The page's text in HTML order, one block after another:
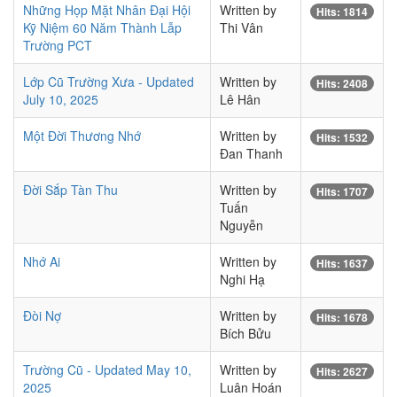
Những Họp Mặt Nhân Đại Hội
Kỹ Niệm 60 Năm Thành Lẫp
Trường PCT
Written by
Thi Vân
Hits: 1814
Lớp Cũ Trường Xưa - Updated
July 10, 2025
Written by
Lê Hân
Hits: 2408
Một Đời Thương Nhớ
Written by
Đan Thanh
Hits: 1532
Đời Sắp Tàn Thu
Written by
Tuấn
Nguyễn
Hits: 1707
Nhớ Ai
Written by
Nghi Hạ
Hits: 1637
Đòi Nợ
Written by
Bích Bửu
Hits: 1678
Trường Cũ - Updated May 10,
2025
Written by
Luân Hoán
Hits: 2627